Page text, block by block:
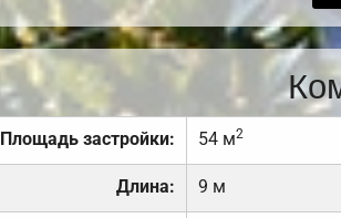
Площадь застройки: 54 м2
Длина: 9 м